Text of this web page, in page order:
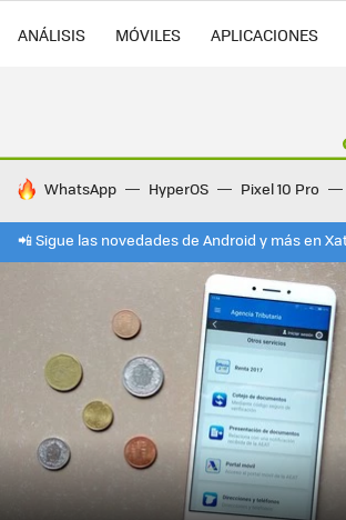
ANÁLISIS MÓVILES APLICACIONES
HOY SE HABLA DE
WhatsApp HyperOS Pixel 10 Pro
📲 Sigue las novedades de Android y más en